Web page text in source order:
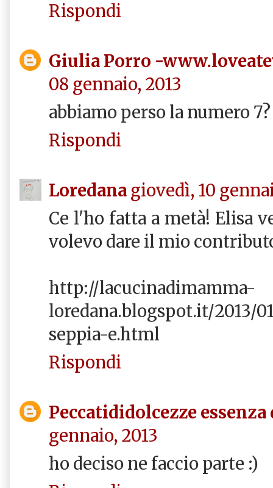
Rispondi
Giulia Porro -
08 gennaio, 2013
abbiamo perso la numero
Rispondi
Loredana giovedì, 10
Ce l'ho fatta a metà! Elisa
volevo dare il mio
http://lacucinadimamma-
loredana.blogspot.it/2013/
seppia-e.html
Rispondi
Peccatididolcezze
gennaio, 2013
ho deciso ne faccio parte :)